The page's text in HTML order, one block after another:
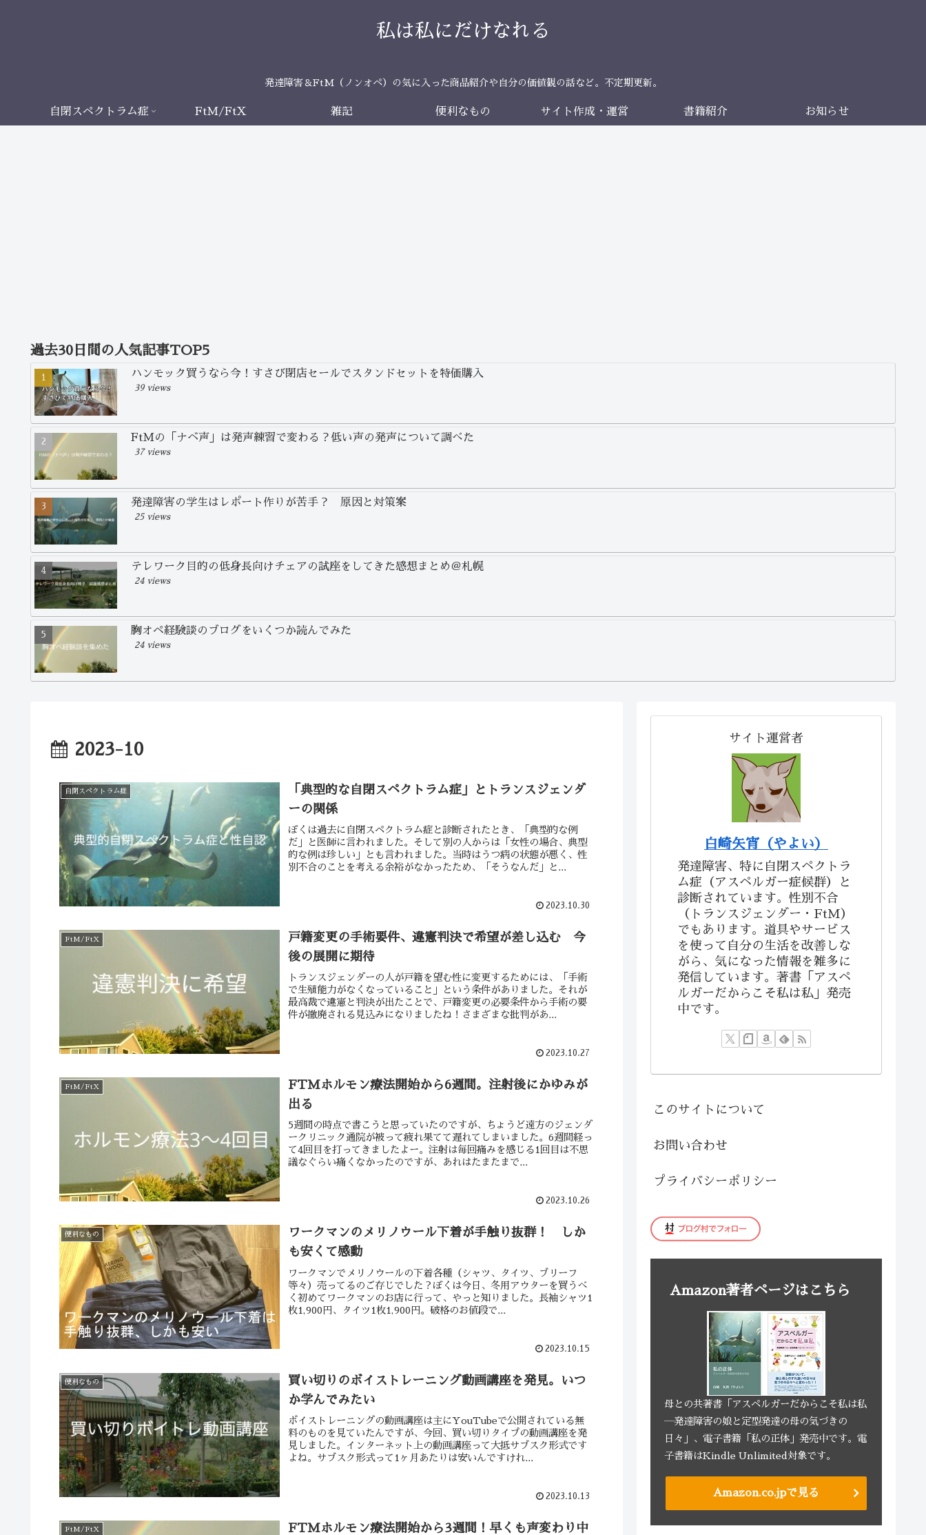
私は私にだけなれる
発達障害＆FtM（ノンオペ）の気に入った商品紹介や自分の価値観の話など。不定期更新。
自閉スペクトラム症 FtM/FtX 雑記 便利なもの サイト作成・運営 書籍紹介 お知らせ
過去30日間の人気記事TOP5
ハンモック買うなら今！すさび閉店セールでスタンドセットを特価購入
39 views
FtMの「ナベ声」は発声練習で変わる？低い声の発声について調べた
37 views
発達障害の学生はレポート作りが苦手？ 原因と対策案
25 views
テレワーク目的の低身長向けチェアの試座をしてきた感想まとめ＠札幌
24 views
胸オペ経験談のブログをいくつか読んでみた
24 views
2023-10
自閉スペクトラム症
「典型的な自閉スペクトラム症」とトランスジェンダ
ーの関係
ぼくは過去に自閉スペクトラム症と診断されたとき、「典型的な例
だ」と医師に言われました。そして別の人からは「女性の場合、典型
的な例は珍しい」とも言われました。当時はうつ病の状態が悪く、性
別不合のことを考える余裕がなかったため、「そうなんだ」と...
2023.10.30
FtM/FtX
戸籍変更の手術要件、違憲判決で希望が差し込む 今
後の展開に期待
トランスジェンダーの人が戸籍を望む性に変更するためには、「手術
で生殖能力がなくなっていること」という条件がありました。それが
最高裁で違憲と判決が出たことで、戸籍変更の必要条件から手術の要
件が撤廃される見込みになりましたね！さまざまな批判があ...
2023.10.27
FtM/FtX
FTMホルモン療法開始から6週間。注射後にかゆみが
出る
5週間の時点で書こうと思っていたのですが、ちょうど遠方のジェンダ
ークリニック通院が被って疲れ果てて遅れてしまいました。6週間経っ
て4回目を打ってきましたよー。注射は毎回痛みを感じる1回目は不思
議なぐらい痛くなかったのですが、あれはたまたまで...
2023.10.26
便利なもの
ワークマンのメリノウール下着が手触り抜群！ しか
も安くて感動
ワークマンでメリノウールの下着各種（シャツ、タイツ、ブリーフ
等々）売ってるのご存じでした？ぼくは今日、冬用アウターを買うべ
く初めてワークマンのお店に行って、やっと知りました。長袖シャツ1
枚1,900円、タイツ1枚1,900円。破格のお値段で...
2023.10.15
便利なもの
買い切りのボイストレーニング動画講座を発見。いつ
か学んでみたい
ボイストレーニングの動画講座は主にYouTubeで公開されている無
料のものを見ていたんですが、今回、買い切りタイプの動画講座を発
見しました。インターネット上の動画講座って大抵サブスク形式です
よね。サブスク形式って1ヶ月あたりは安いんですけれ...
2023.10.13
FtM/FtX FTMホルモン療法開始から3週間！早くも声変わり中
サイト運営者
白崎矢宵（やよい）
発達障害、特に自閉スペクトラ
ム症（アスペルガー症候群）と
診断されています。性別不合
（トランスジェンダー・FtM）
でもあります。道具やサービス
を使って自分の生活を改善しな
がら、気になった情報を雑多に
発信しています。著書「アスペ
ルガーだからこそ私は私」発売
中です。
このサイトについて
お問い合わせ
プライバシーポリシー
Amazon著者ページはこちら
母との共著書「アスペルガーだからこそ私は私
―発達障害の娘と定型発達の母の気づきの
日々」、電子書籍「私の正体」発売中です。電
子書籍はKindle Unlimited対象です。
Amazon.co.jpで見る